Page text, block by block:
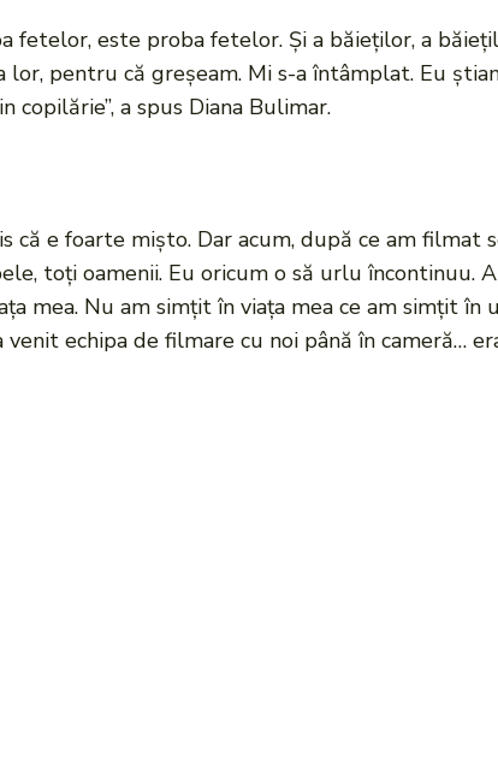
fetelor, este proba fetelor. Și a băieților, a
pentru că greșeam. Mi s-a întâmplat. Eu
a spus Diana Bulimar.
că e foarte mișto. Dar acum, după ce am
toți oamenii. Eu oricum o să urlu încontinuu.
mea. Nu am simțit în viața mea ce am simțit
echipa de filmare cu noi până în cameră…